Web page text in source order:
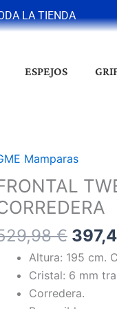
LA TIENDA
ESPEJOS
Mamparas
€
Altura: 195 cm.
Cristal: 6 mm
Corredera.
El
era:
GOLD
CORREDERA